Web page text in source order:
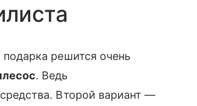
решится очень
. Ведь
средства. Второй вариант —